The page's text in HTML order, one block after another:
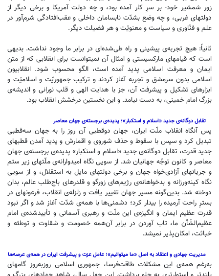
زور شمشیر خود- بر سرِ کار آمده بود، و چه دولت آمریکا و برخی دیگر از
دولتهای غربی، و چه وضع بشدّت نابسامان داخلی و عقب‌افتادگی شرم‌آور در
علم و فنّاوری و سیاست و معنویّت و هر فضیلت دیگر.
ثانیاً: هیچ تجربه‌ی پیشینی و راه طی‌شده‌ای در برابر ما وجود نداشت. بدیهی
است که قیامهای مارکسیستی و امثال آن نمیتوانست برای انقلابی که از متن
ایمان و معرفت اسلامی پدید آمده است، الگو محسوب شود. انقلابیون
اسلامی بدون سرمشق و تجربه آغاز کردند و ترکیب جمهوریّت و اسلامیّت و
ابزارهای تشکیل و پیشرفت آن، جز با هدایت الهی و قلب نورانی و اندیشه‌ی
بزرگ امام خمینی، به دست نیامد. و این نخستین درخشش انقلاب بود.
تقابل دوگانه‌ی جدید «اسلام و استکبار»؛ پدیده‌ی برجسته‌ی جهان معاصر
پس آ‌نگاه انقلاب ملّت ایران، جهان دوقطبی آن روز را به جهان سه‌قطبی
تبدیل کرد و سپس با سقوط و حذف شوروی و اقمارش و پدید آمدن قطبهای
جدید قدرت، تقابل دوگانه‌ی جدید «اسلام و استکبار» پدیده‌ی برجسته‌ی جهان
معاصر و کانون توجّه جهانیان شد. از سویی نگاه امیدوارانه‌ی ملّتهای زیر ستم
و جریانهای آزادی‌خواه جهان و برخی دولتهای مایل به استقلال، و از سویی
نگاه کینه‌ورزانه و بدخواهانه‌ی رژیم‌های زورگو و قلدرهای باج‌طلب عالم، بدان
دوخته شد. بدین‌گونه مسیر جهان تغییر یافت و زلزله‌ی انقلاب، فرعونهای در
بسترِ راحت آرمیده را بیدار کرد؛ دشمنی‌ها با همه‌ی شدّت آغاز شد و اگر نبود
قدرت عظیم ایمان و انگیزه‌ی این ملّت و رهبری آسمانی و تأییدشده‌ی امام
عظیم‌الشّأن ما، تاب آوردن در برابر آن‌همه خصومت و شقاوت و توطئه و
خباثت، امکان‌پذیر نمیشد.
مدیریت جهادی و اعتقاد به اصل «ما میتوانیم»؛ عامل عزت و پیشرفت ایران در همه‌ی عرصه‌ها
به‌رغم همه‌ی این مشکلات طاقت‌فرسا، جمهوری اسلامی روزبه‌روز گامهای